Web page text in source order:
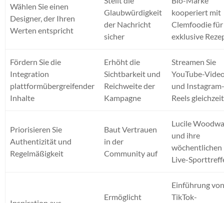
Wählen Sie einen
Designer, der Ihren
Werten entspricht
Glaubwürdigkeit
der Nachricht
sicher
kooperiert mit
Clemfoodie für
exklusive
Fördern Sie die
Integration
plattformübergreifender
Inhalte
Erhöht die
Sichtbarkeit und
Reichweite der
Kampagne
Streamen Sie
YouTube-
und
Reels
Priorisieren Sie
Authentizität und
Regelmäßigkeit
Baut Vertrauen
in der
Community auf
Lucile
und ihre
wöchentlichen
Live-
Ermöglicht
Einführung
TikTok-